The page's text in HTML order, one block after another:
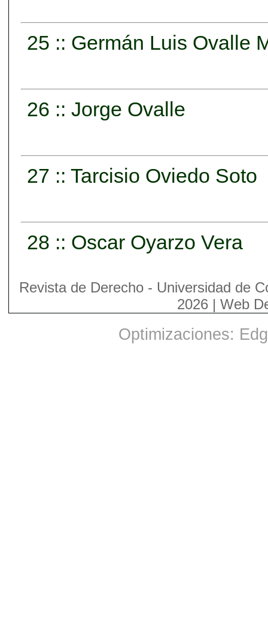
25 :: Germán Luis Ovalle
26 :: Jorge Ovalle
27 :: Tarcisio Oviedo Soto
28 :: Oscar Oyarzo Vera
Revista de Derecho - Universidad de
2026 | Web
Optimizaciones: